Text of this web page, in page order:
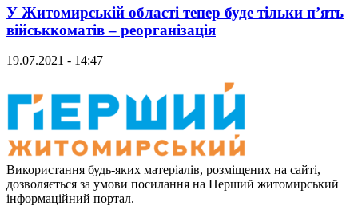
У Житомирській області тепер буде тільки п’ять
військкоматів – реорганізація
19.07.2021 - 14:47
Використання будь-яких матеріалів, розміщених на сайті,
дозволяється за умови посилання на Перший житомирський
інформаційний портал.